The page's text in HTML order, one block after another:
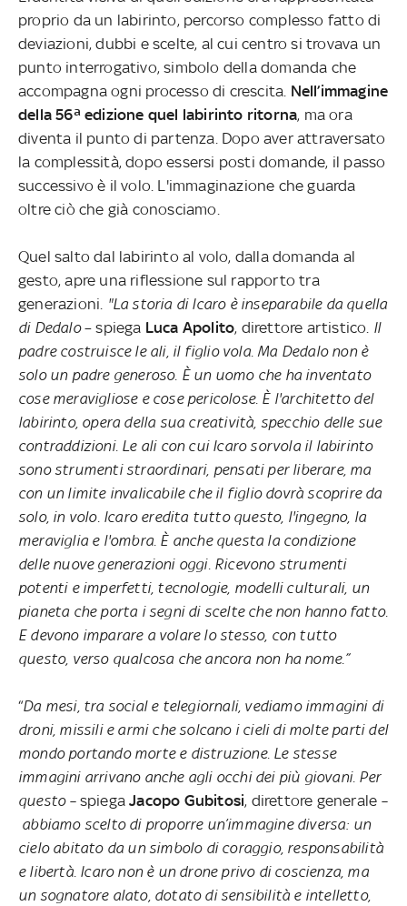
proprio da un labirinto, percorso complesso fatto di
deviazioni, dubbi e scelte, al cui centro si trovava un
punto interrogativo, simbolo della domanda che
accompagna ogni processo di crescita. Nell’immagine
della 56ª edizione quel labirinto ritorna, ma ora
diventa il punto di partenza. Dopo aver attraversato
la complessità, dopo essersi posti domande, il passo
successivo è il volo. L'immaginazione che guarda
oltre ciò che già conosciamo.
Quel salto dal labirinto al volo, dalla domanda al
gesto, apre una riflessione sul rapporto tra
generazioni. "La storia di Icaro è inseparabile da quella
di Dedalo– spiega Luca Apolito, direttore artistico. Il
padre costruisce le ali, il figlio vola. Ma Dedalo non è
solo un padre generoso. È un uomo che ha inventato
cose meravigliose e cose pericolose. È l'architetto del
labirinto, opera della sua creatività, specchio delle sue
contraddizioni. Le ali con cui Icaro sorvola il labirinto
sono strumenti straordinari, pensati per liberare, ma
con un limite invalicabile che il figlio dovrà scoprire da
solo, in volo. Icaro eredita tutto questo, l'ingegno, la
meraviglia e l'ombra. È anche questa la condizione
delle nuove generazioni oggi. Ricevono strumenti
potenti e imperfetti, tecnologie, modelli culturali, un
pianeta che porta i segni di scelte che non hanno fatto.
E devono imparare a volare lo stesso, con tutto
questo, verso qualcosa che ancora non ha nome.”
“Da mesi, tra social e telegiornali, vediamo immagini di
droni, missili e armi che solcano i cieli di molte parti del
mondo portando morte e distruzione. Le stesse
immagini arrivano anche agli occhi dei più giovani. Per
questo – spiegaJacopo Gubitosi, direttore generale –
abbiamo scelto di proporre un’immagine diversa: un
cielo abitato da un simbolo di coraggio, responsabilità
e libertà. Icaro non è un drone privo di coscienza, ma
un sognatore alato, dotato di sensibilità e intelletto,